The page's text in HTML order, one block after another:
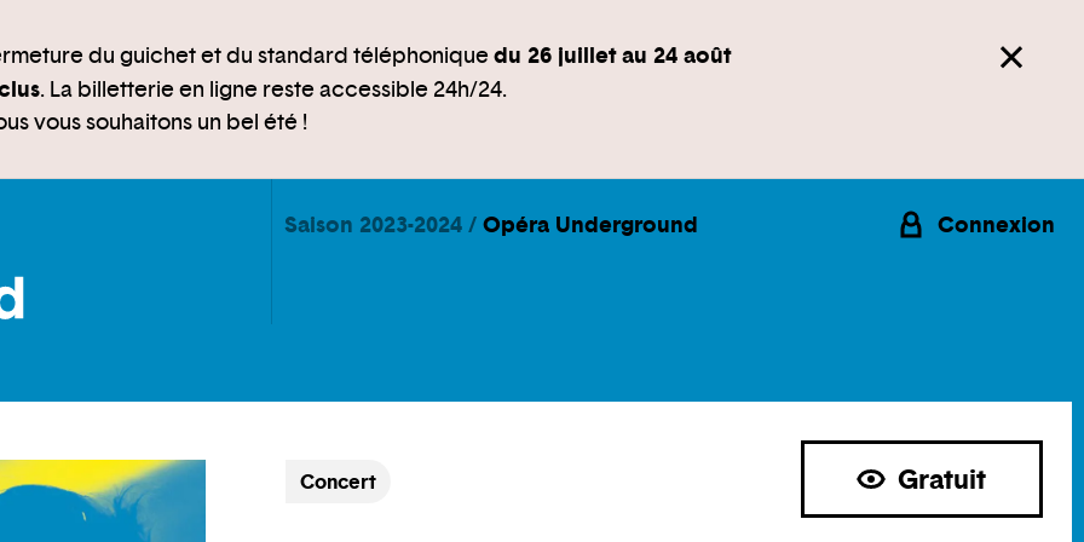
du guichet et du standard téléphoniquedu 26 juillet au 24 août
. La billetterie en ligne reste accessible 24h/24.
vous souhaitons un bel été !
Saison 2023-2024 Opéra Underground Connexion
Concert Gratuit